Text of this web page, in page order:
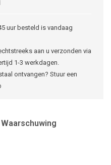
uur besteld is vandaag
aan u verzonden via
1-3 werkdagen.
ontvangen? Stuur een
Waarschuwing